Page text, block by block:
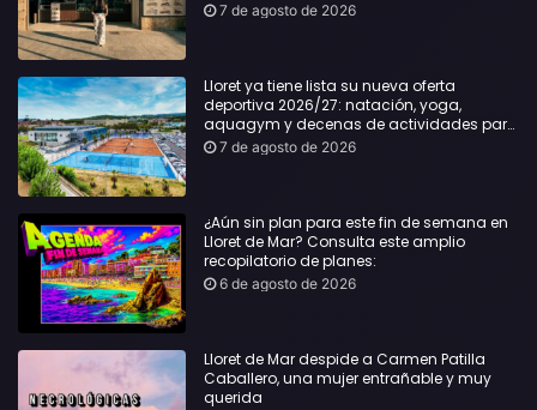
7 de agosto de 2026
Lloret ya tiene lista su nueva oferta
deportiva 2026/27: natación, yoga,
aquagym y decenas de actividades para
todas las edades
7 de agosto de 2026
¿Aún sin plan para este fin de semana en
Lloret de Mar? Consulta este amplio
recopilatorio de planes:
6 de agosto de 2026
Lloret de Mar despide a Carmen Patilla
Caballero, una mujer entrañable y muy
querida